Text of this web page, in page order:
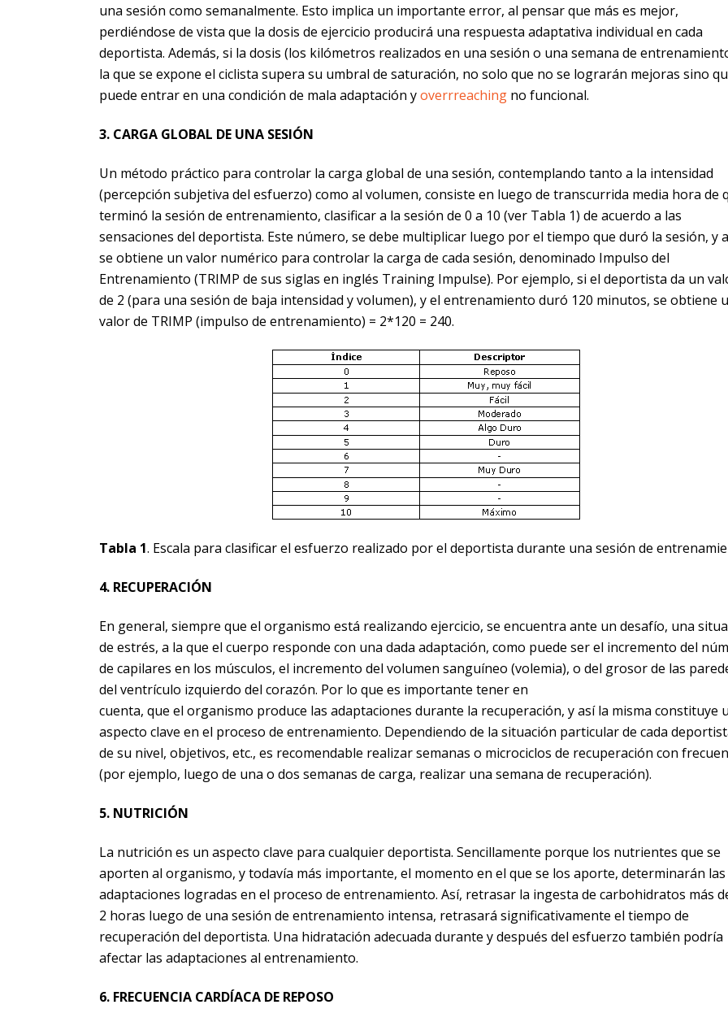
una sesión como semanalmente. Esto implica un importante error, al pensar que más es mejor,
perdiéndose de vista que la dosis de ejercicio producirá una respuesta adaptativa individual en cada
deportista. Además, si la dosis (los kilómetros realizados en una sesión o una semana de
la que se expone el ciclista supera su umbral de saturación, no solo que no se lograrán mejoras sino
puede entrar en una condición de mala adaptación yoverrreaching no funcional.
3. CARGA GLOBAL DE UNA SESIÓN
Un método práctico para controlar la carga global de una sesión, contemplando tanto a la intensidad
(percepción subjetiva del esfuerzo) como al volumen, consiste en luego de transcurrida media hora de
terminó la sesión de entrenamiento, clasificar a la sesión de 0 a 10 (ver Tabla 1) de acuerdo a las
sensaciones del deportista. Este número, se debe multiplicar luego por el tiempo que duró la sesión, y
se obtiene un valor numérico para controlar la carga de cada sesión, denominado Impulso del
Entrenamiento (TRIMP de sus siglas en inglés Training Impulse). Por ejemplo, si el deportista da un
de 2 (para una sesión de baja intensidad y volumen), y el entrenamiento duró 120 minutos, se obtiene
valor de TRIMP (impulso de entrenamiento) = 2*120 = 240.
Tabla 1. Escala para clasificar el esfuerzo realizado por el deportista durante una sesión de
4. RECUPERACIÓN
En general, siempre que el organismo está realizando ejercicio, se encuentra ante un desafío, una
de estrés, a la que el cuerpo responde con una dada adaptación, como puede ser el incremento del
de capilares en los músculos, el incremento del volumen sanguíneo (volemia), o del grosor de las
del ventrículo izquierdo del corazón. Por lo que es importante tener en
cuenta, que el organismo produce las adaptaciones durante la recuperación, y así la misma constituye
aspecto clave en el proceso de entrenamiento. Dependiendo de la situación particular de cada
de su nivel, objetivos, etc., es recomendable realizar semanas o microciclos de recuperación con
(por ejemplo, luego de una o dos semanas de carga, realizar una semana de recuperación).
5. NUTRICIÓN
La nutrición es un aspecto clave para cualquier deportista. Sencillamente porque los nutrientes que se
aporten al organismo, y todavía más importante, el momento en el que se los aporte, determinarán las
adaptaciones logradas en el proceso de entrenamiento. Así, retrasar la ingesta de carbohidratos más
2 horas luego de una sesión de entrenamiento intensa, retrasará significativamente el tiempo de
recuperación del deportista. Una hidratación adecuada durante y después del esfuerzo también podría
afectar las adaptaciones al entrenamiento.
6. FRECUENCIA CARDÍACA DE REPOSO